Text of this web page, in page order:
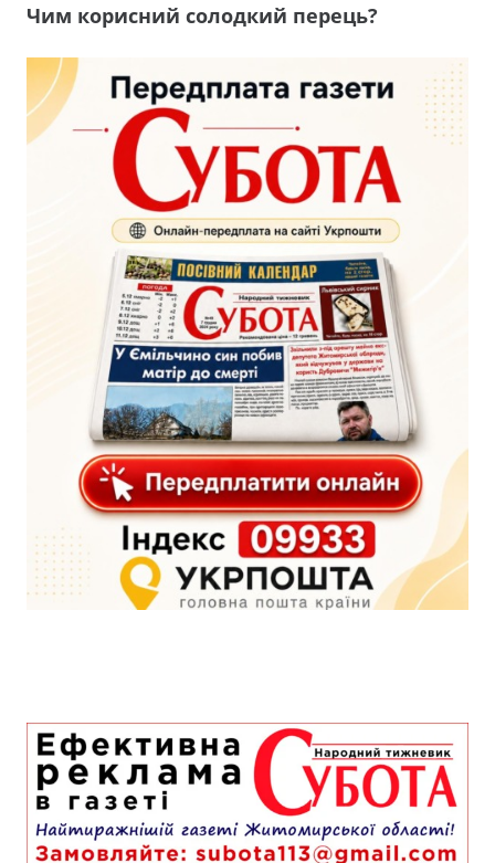
Чим корисний солодкий перець?